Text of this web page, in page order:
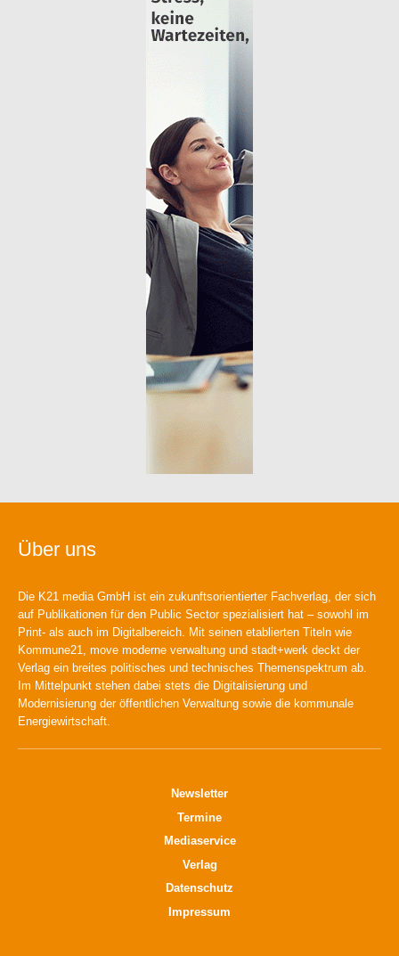
Über uns
Die K21 media GmbH ist ein zukunftsorientierter Fachverlag, der sich
auf Publikationen für den Public Sector spezialisiert hat – sowohl im
Print- als auch im Digitalbereich. Mit seinen etablierten Titeln wie
Kommune21, move moderne verwaltung und stadt+werk deckt der
Verlag ein breites politisches und technisches Themenspektrum ab.
Im Mittelpunkt stehen dabei stets die Digitalisierung und
Modernisierung der öffentlichen Verwaltung sowie die kommunale
Energiewirtschaft.
Newsletter
Termine
Mediaservice
Verlag
Datenschutz
Impressum